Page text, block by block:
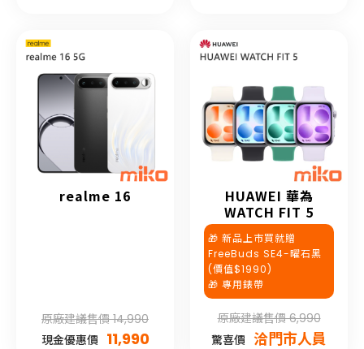
realme 16
原廠建議售價 14,990
現金優惠價 11,990
HUAWEI 華為
WATCH FIT 5
🎁 新品上市買就贈
FreeBuds SE4-曜石黑
(價值$1990)
🎁 專用錶帶
原廠建議售價 6,990
驚喜價 洽門市人員